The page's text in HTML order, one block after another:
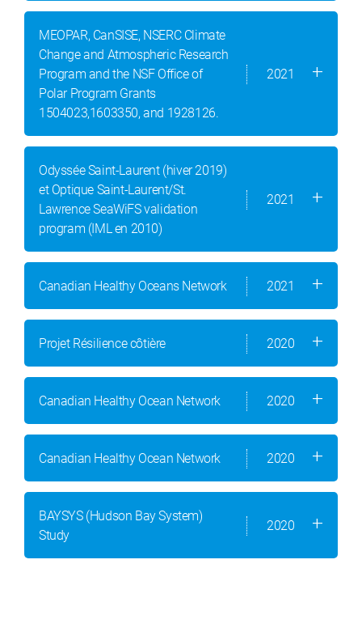
MEOPAR, CanSISE, NSERC Climate
Change and Atmospheric Research
Program and the NSF Office of
Polar Program Grants
1504023,1603350, and 1928126.
2021
Odyssée Saint-Laurent (hiver 2019)
et Optique Saint-Laurent/St.
Lawrence SeaWiFS validation
program (IML en 2010)
2021
Canadian Healthy Oceans Network 2021
Projet Résilience côtière 2020
Canadian Healthy Ocean Network 2020
Canadian Healthy Ocean Network 2020
BAYSYS (Hudson Bay System)
Study
2020